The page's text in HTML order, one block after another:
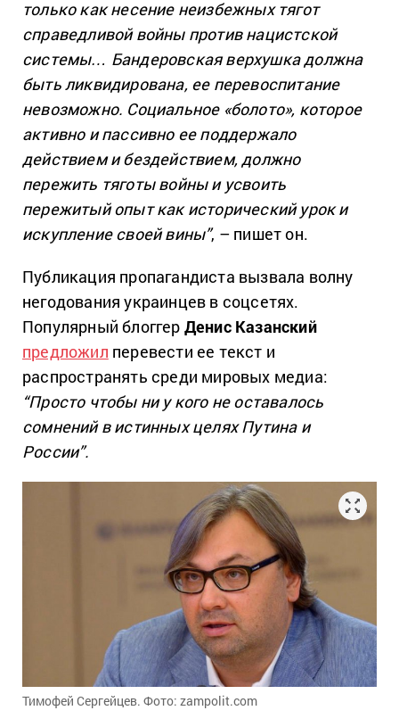
только как несение неизбежных тягот
справедливой войны против нацистской
системы… Бандеровская верхушка должна
быть ликвидирована, ее перевоспитание
невозможно. Социальное «болото», которое
активно и пассивно ее поддержало
действием и бездействием, должно
пережить тяготы войны и усвоить
пережитый опыт как исторический урок и
искупление своей вины”, – пишет он.
Публикация пропагандиста вызвала волну
негодования украинцев в соцсетях.
Популярный блоггер Денис Казанский
предложил перевести ее текст и
распространять среди мировых медиа:
“Просто чтобы ни у кого не оставалось
сомнений в истинных целях Путина и
России”.
Тимофей Сергейцев. Фото: zampolit.com